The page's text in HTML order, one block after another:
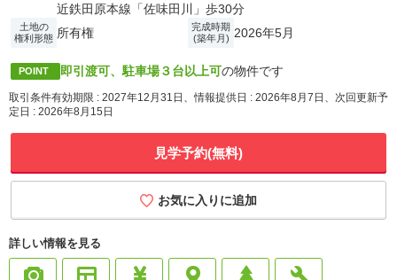
近鉄田原本線「佐味田川」歩30分
土地の
権利形態 所有権
完成時期
(築年月) 2026年5月
POINT 即引渡可、駐車場３台以上可の物件です
取引条件有効期限 : 2027年12月31日、情報提供日 : 2026年8月7日、次回更新予
定日 : 2026年8月15日
見学予約(無料)
お気に入りに追加
詳しい情報を見る